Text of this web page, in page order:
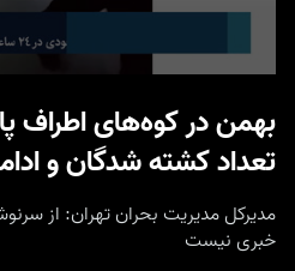
بهمن در کوه‌های اطراف
تعداد کشته شدگان و
خبری نیست